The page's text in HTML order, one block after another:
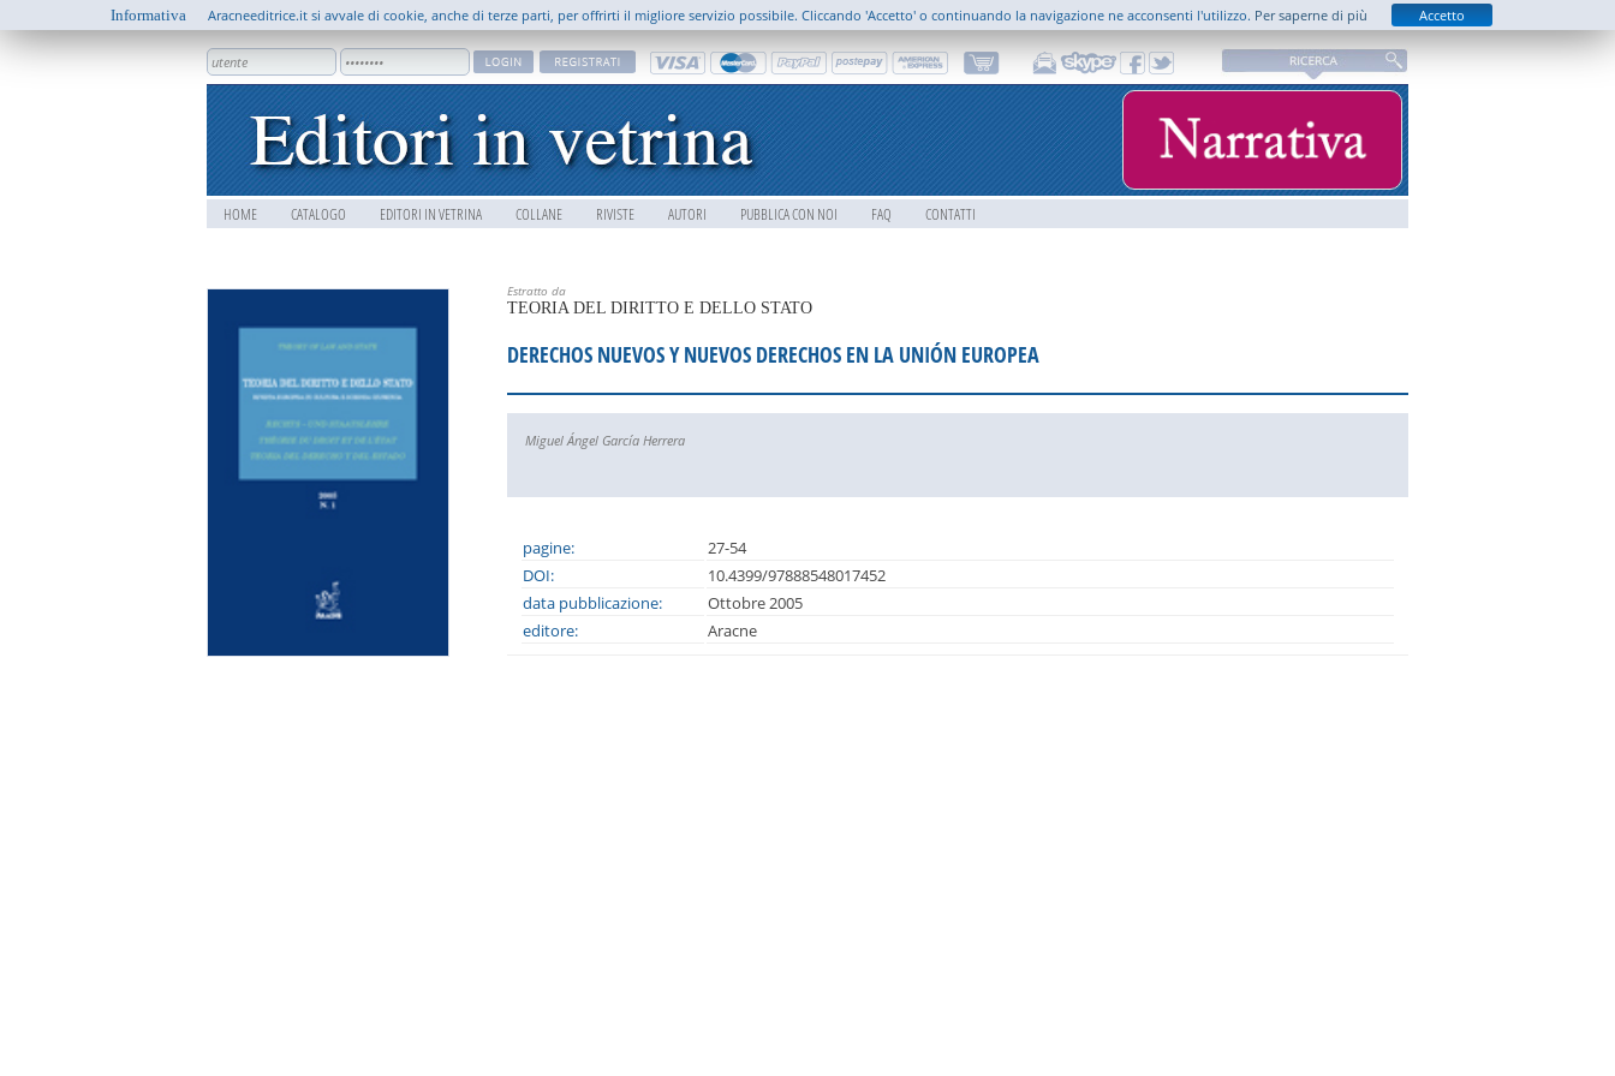
HOME CATALOGO EDITORI IN VETRINA COLLANE RIVISTE AUTORI PUBBLICA CON NOI FAQ CONTATTI
Informativa Aracneeditrice.it si avvale di cookie, anche di terze parti, per offrirti il migliore servizio possibile. Cliccando 'Accetto' o continuando la navigazione ne acconsenti l'utilizzo. Per saperne di più Accetto
Estratto da
TEORIA DEL DIRITTO E DELLO STATO
DERECHOS NUEVOS Y NUEVOS DERECHOS EN LA UNIÓN EUROPEA
Miguel Ángel García Herrera
pagine:
27-54
DOI:
10.4399/97888548017452
data pubblicazione:
Ottobre 2005
editore:
Aracne